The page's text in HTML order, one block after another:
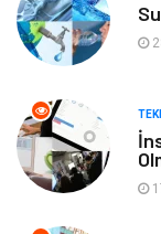
Keyif & Hobi
Gayrimenkul
Finans& Ekonomi